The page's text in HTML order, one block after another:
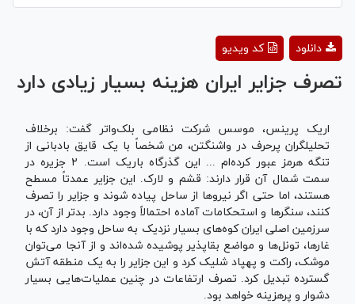
Video
کد ویدیو دانلود
تصرف جزایر ایران هزینه بسیار زیادی دارد
اریک پرینس، موسس شرکت نظامی بلک‌واتر گفت: برخلاف
تحلیلگران پرحرف در واشنگتن، من شخصاً با یک قایق بادبانی از
تنگه هرمز عبور کرده‌ام ... این گذرگاه باریک است. ۲ جزیره در
سمت شمال آن قرار دارند: قشم و لارک. این جزایر عمدتاً مسطح
هستند، اما حتی اگر نیروها از ساحل پیاده شوند و جزایر را تصرف
کنند، سنگرها و استحکامات آماده احتمالاً وجود دارد. بدتر از آن، در
سرزمین اصلی ایران کوه‌های بسیار نزدیک به ساحل وجود دارد که با
غارها، تونل‌ها و مواضع بقاپذیر پوشیده شده‌اند و از آنجا می‌توان
موشک، راکت و پهپاد شلیک کرد و این جزایر را به یک منطقه آتش
گسترده تبدیل کرد. تصرف ارتفاعات در چنین عملیات‌هایی بسیار
دشوار و پرهزینه خواهد بود.